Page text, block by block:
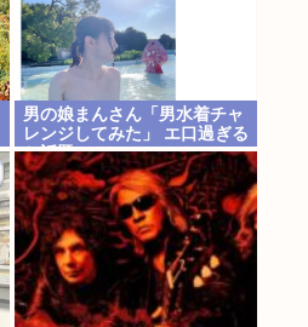
男の娘まんさん「男水着チャ
レンジしてみた」 エ口過ぎる
と話題に